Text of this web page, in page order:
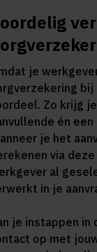
je
Zo krijg
én
je het
via
al
in je
je instappen in
op met